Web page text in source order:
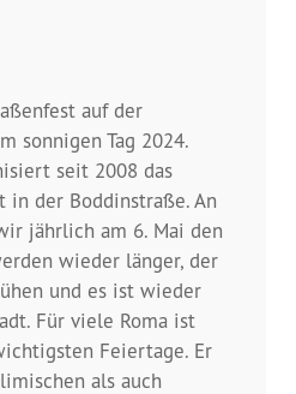
auf der
sonnigen Tag 2024.
seit 2008 das
in der Boddinstraße. An
jährlich am 6. Mai den
wieder länger, der
und es ist wieder
Für viele Roma ist
Feiertage. Er
als auch